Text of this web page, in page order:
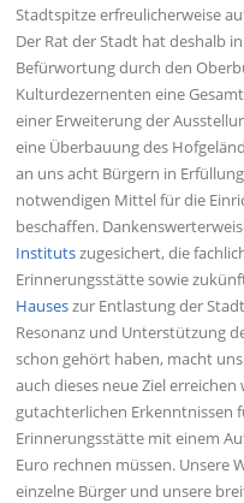
Stadtspitze erfreulicherweise
Der Rat der Stadt hat deshalb
Befürwortung durch den
Kulturdezernenten eine
einer Erweiterung der
eine Überbauung des
an uns acht Bürgern in
notwendigen Mittel für die
beschaffen.
Institutszugesichert, die
Erinnerungsstätte sowie
Hauseszur Entlastung der
Resonanz und Unterstützung
schon gehört haben, macht
auch dieses neue Ziel
gutachterlichen Erkenntnissen
Erinnerungsstätte mit einem
Euro rechnen müssen. Unsere
einzelne Bürger und unsere